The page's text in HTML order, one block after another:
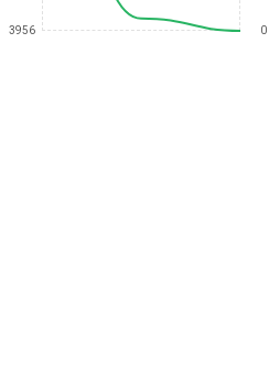
3956 0